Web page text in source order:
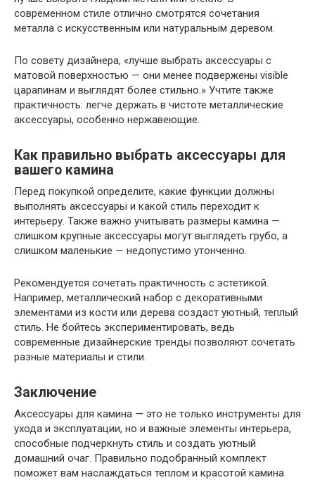
современном стиле отлично смотрятся сочетания
металла с искусственным или натуральным деревом.
По совету дизайнера, «лучше выбрать аксессуары с
матовой поверхностью — они менее подвержены visible
царапинам и выглядят более стильно.» Учтите также
практичность: легче держать в чистоте металлические
аксессуары, особенно нержавеющие.
Как правильно выбрать аксессуары для
вашего камина
Перед покупкой определите, какие функции должны
выполнять аксессуары и какой стиль переходит к
интерьеру. Также важно учитывать размеры камина —
слишком крупные аксессуары могут выглядеть грубо, а
слишком маленькие — недопустимо утонченно.
Рекомендуется сочетать практичность с эстетикой.
Например, металлический набор с декоративными
элементами из кости или дерева создаст уютный, теплый
стиль. Не бойтесь экспериментировать, ведь
современные дизайнерские тренды позволяют сочетать
разные материалы и стили.
Заключение
Аксессуары для камина — это не только инструменты для
ухода и эксплуатации, но и важные элементы интерьера,
способные подчеркнуть стиль и создать уютный
домашний очаг. Правильно подобранный комплект
поможет вам наслаждаться теплом и красотой камина